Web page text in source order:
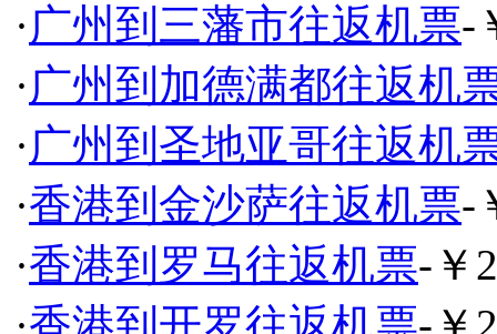
·广州到三藩市往返机票-
·广州到加德满都往返机
·广州到圣地亚哥往返机
·香港到金沙萨往返机票-
·香港到罗马往返机票-￥